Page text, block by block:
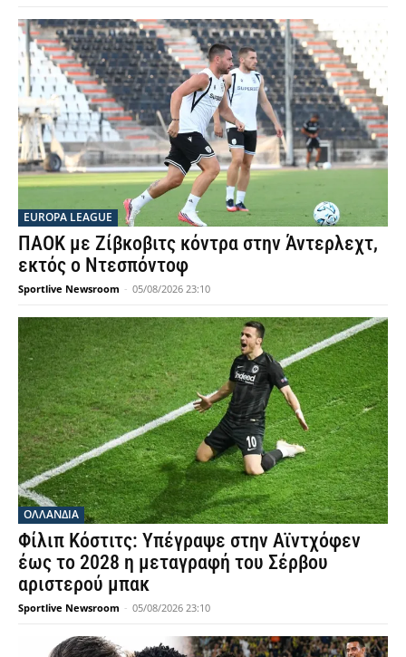
EUROPA LEAGUE
ΠΑΟΚ με Ζίβκοβιτς κόντρα στην Άντερλεχτ,
εκτός ο Ντεσπόντοφ
Sportlive Newsroom - 05/08/2026 23:10
OΛΛΑΝΔΊΑ
Φίλιπ Κόστιτς: Υπέγραψε στην Αϊντχόφεν
έως το 2028 η μεταγραφή του Σέρβου
αριστερού μπακ
Sportlive Newsroom - 05/08/2026 23:10